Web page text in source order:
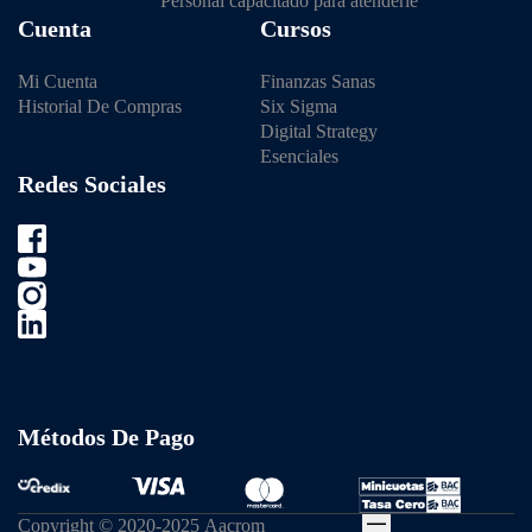
Cuenta
Mi Cuenta
Historial De Compras
Cursos
Finanzas Sanas
Six Sigma
Digital Strategy
Esenciales
Redes Sociales
Métodos De Pago
Copyright © 2020-2025 Aacrom